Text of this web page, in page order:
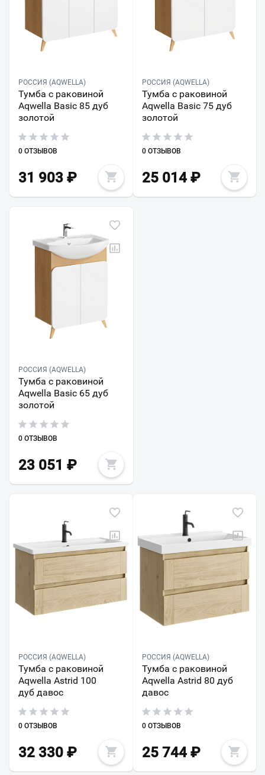
РОССИЯ (AQWELLA)
Тумба с раковиной
Aqwella Basic 85 дуб
золотой
0 ОТЗЫВОВ
31 903 ₽
РОССИЯ (AQWELLA)
Тумба с раковиной
Aqwella Basic 75 дуб
золотой
0 ОТЗЫВОВ
25 014₽
РОССИЯ (AQWELLA)
Тумба с раковиной
Aqwella Basic 65 дуб
золотой
0 ОТЗЫВОВ
23 051 ₽
РОССИЯ (AQWELLA)
Тумба с раковиной
Aqwella Astrid 100
дуб давос
0 ОТЗЫВОВ
32 330 ₽
РОССИЯ (AQWELLA)
Тумба с раковиной
Aqwella Astrid 80 дуб
давос
0 ОТЗЫВОВ
25 744₽